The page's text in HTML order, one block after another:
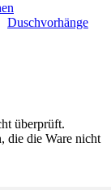
Duschvorhänge
überprüft.
die die Ware nicht